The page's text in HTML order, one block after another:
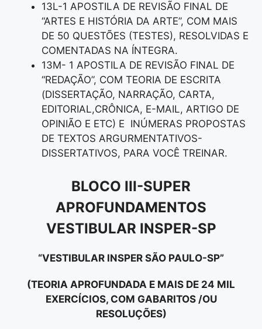
13L-1 APOSTILA DE REVISÃO FINAL DE
“ARTES E HISTÓRIA DA ARTE”, COM MAIS
DE 50 QUESTÕES (TESTES), RESOLVIDAS E
COMENTADAS NA ÍNTEGRA.
13M- 1 APOSTILA DE REVISÃO FINAL DE
“REDAÇÃO”, COM TEORIA DE ESCRITA
(DISSERTAÇÃO, NARRAÇÃO, CARTA,
EDITORIAL,CRÔNICA, E-MAIL, ARTIGO DE
OPINIÃO E ETC) E INÚMERAS PROPOSTAS
DE TEXTOS ARGURMENTATIVOS-
DISSERTATIVOS, PARA VOCÊ TREINAR.
BLOCO III-SUPER
APROFUNDAMENTOS
VESTIBULAR INSPER-SP
“VESTIBULAR INSPER SÃO PAULO-SP”
(TEORIA APROFUNDADA E MAIS DE 24 MIL
EXERCÍCIOS, COM GABARITOS /OU
RESOLUÇÕES)